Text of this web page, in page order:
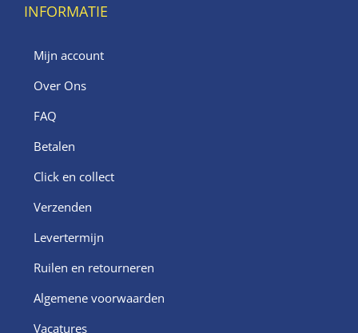
INFORMATIE
Mijn account
Over Ons
FAQ
Betalen
Click en collect
Verzenden
Levertermijn
Ruilen en retourneren
Algemene voorwaarden
Vacatures